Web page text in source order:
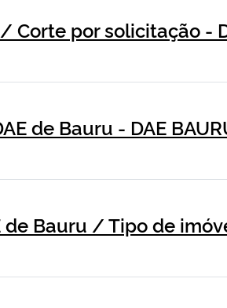
por solicitação -
de Bauru - DAE
Bauru / Tipo de